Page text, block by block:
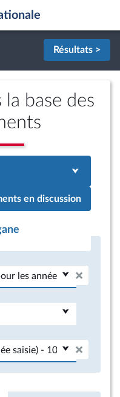
Résultats >
la base des
en discussion